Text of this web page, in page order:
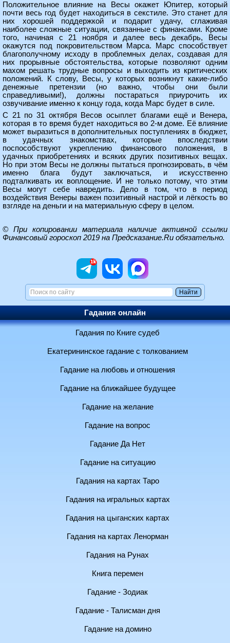
Положительное влияние на Весы окажет Юпитер, который
почти весь год будет находиться в секстиле. Это станет для
них хорошей поддержкой и подарит удачу, сглаживая
наиболее сложные ситуации, связанные с финансами. Кроме
того, начиная с 21 ноября и далее весь декабрь, Весы
окажутся под покровительством Марса. Марс способствует
благополучному исходу в проблемных делах, создавая для
них прорывные обстоятельства, которые позволяют одним
махом решать трудные вопросы и выходить из критических
положений. К слову, Весы, у которых возникнут какие-либо
денежные претензии (но важно, чтобы они были
справедливыми!), должны постараться приурочить их
озвучивание именно к концу года, когда Марс будет в силе.
С 21 по 31 октября Весов осыплет благами ещё и Венера,
которая в то время будет находиться во 2-м доме. Её влияние
может выразиться в дополнительных поступлениях в бюджет,
в удачных знакомствах, которые впоследствии
поспособствуют укреплению финансового положения, в
удачных приобретениях и всяких других позитивных вещах.
Но при этом Весы не должны пытаться прогнозировать, в чём
именно блага будут заключаться, и искусственно
подталкивать их воплощение. И не только потому, что этим
Весы могут себе навредить. Дело в том, что в период
воздействия Венеры важен позитивный настрой и лёгкость во
взгляде на деньги и на материальную сферу в целом.
© При копировании материала наличие активной ссылки
Финансовый гороскоп 2019 на Предсказание.Ru обязательно.
Гадания онлайн
Гадания по Книге судеб
Екатерининское гадание с толкованием
Гадание на любовь и отношения
Гадание на ближайшее будущее
Гадание на желание
Гадание на вопрос
Гадание Да Нет
Гадание на ситуацию
Гадания на картах Таро
Гадания на игральных картах
Гадания на цыганских картах
Гадания на картах Ленорман
Гадания на Рунах
Книга перемен
Гадание - Зодиак
Гадание - Талисман дня
Гадание на домино